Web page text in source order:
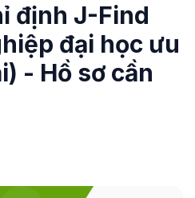
định J-Find
đại học ưu
- Hồ sơ cần